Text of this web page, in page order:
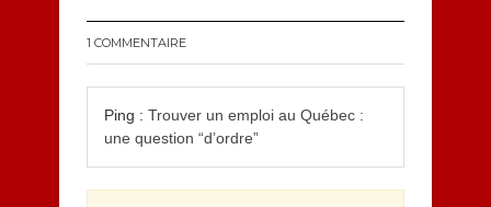
1 COMMENTAIRE
Ping : Trouver un emploi au Québec :
une question “d’ordre”